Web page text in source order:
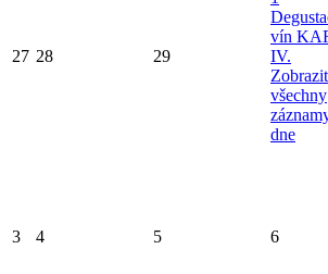
27 28 29
vín
IV.
Zobrazit
všechny
dne
3 4 5 6